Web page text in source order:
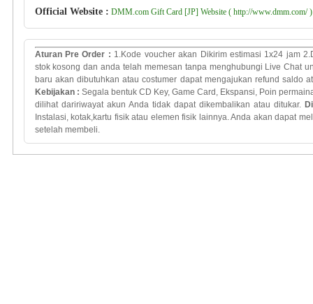
Official Website : DMM.com Gift Card [JP] Website ( http://www.dmm.com/ )
Aturan Pre Order : 1.Kode voucher akan Dikirim estimasi 1x24 jam 2.
stok kosong dan anda telah memesan tanpa menghubungi Live Chat
baru akan dibutuhkan atau costumer dapat mengajukan refund saldo
Kebijakan : Segala bentuk CD Key, Game Card, Ekspansi, Poin
dilihat daririwayat akun Anda tidak dapat dikembalikan atau ditukar.
Instalasi, kotak,kartu fisik atau elemen fisik lainnya.Anda akan dapat
setelah membeli.